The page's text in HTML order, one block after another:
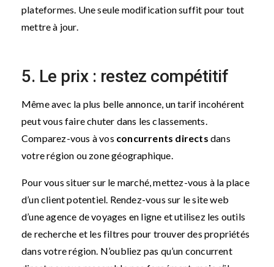
plateformes. Une seule modification suffit pour tout
mettre à jour.
5. Le prix : restez compétitif
Même avec la plus belle annonce, un tarif incohérent
peut vous faire chuter dans les classements.
Comparez-vous à vos concurrents directs dans
votre région ou zone géographique.
Pour vous situer sur le marché, mettez-vous à la place
d’un client potentiel. Rendez-vous sur le site web
d’une agence de voyages en ligne et utilisez les outils
de recherche et les filtres pour trouver des propriétés
dans votre région. N’oubliez pas qu’un concurrent